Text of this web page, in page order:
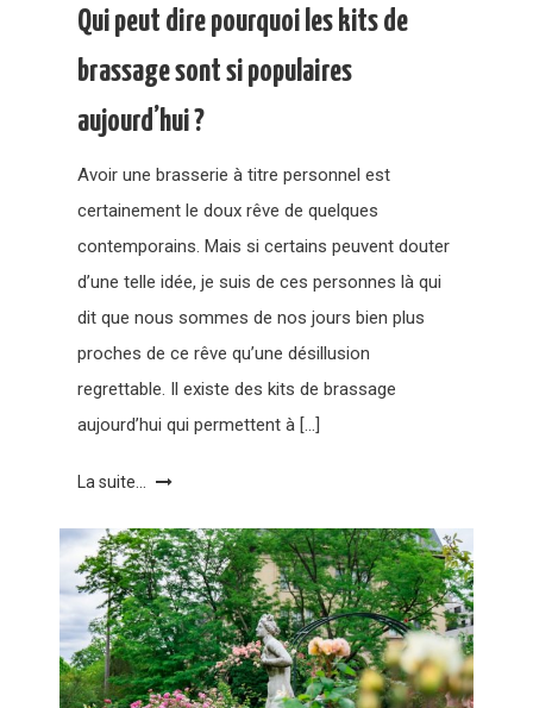
Qui peut dire pourquoi les kits de
brassage sont si populaires
aujourd’hui ?
Avoir une brasserie à titre personnel est
certainement le doux rêve de quelques
contemporains. Mais si certains peuvent douter
d’une telle idée, je suis de ces personnes là qui
dit que nous sommes de nos jours bien plus
proches de ce rêve qu’une désillusion
regrettable. Il existe des kits de brassage
aujourd’hui qui permettent à […]
La suite...